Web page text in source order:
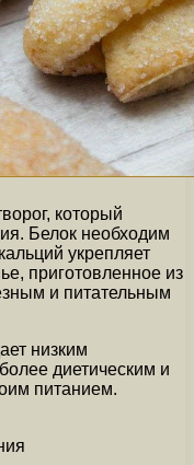
который
Белок необходим
укрепляет
приготовленное из
и питательным
низким
диетическим и
питанием.